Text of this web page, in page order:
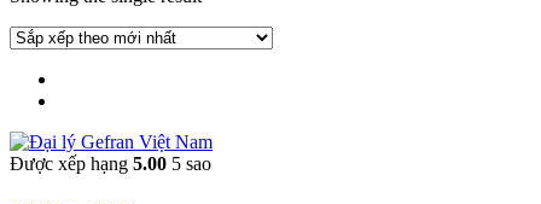
Được xếp hạng 5.00 5 sao